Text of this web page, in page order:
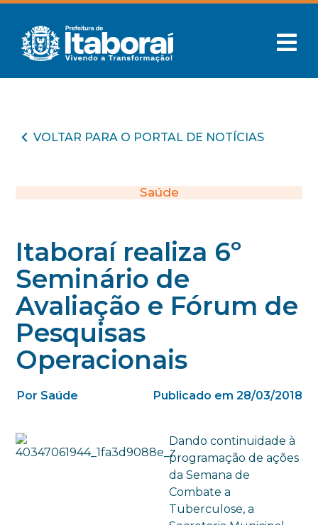
VOLTAR PARA O PORTAL DE NOTÍCIAS
Saúde
Itaboraí realiza 6º
Seminário de
Avaliação e Fórum de
Pesquisas
Operacionais
Por Saúde Publicado em 28/03/2018
Dando continuidade à
programação de ações
da Semana de
Combate a
Tuberculose, a